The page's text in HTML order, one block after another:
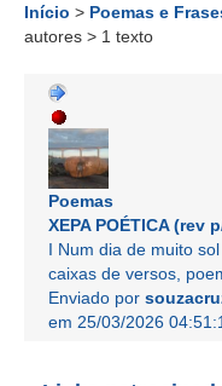
Início > Poemas e
autores > 1 texto
Poemas
XEPA POÉTICA (rev
I Num dia de muito
caixas de versos,
Enviado por
em 25/03/2026